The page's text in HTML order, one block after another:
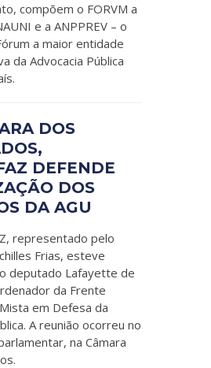
compõem o FORVM a
e a ANPPREV – o
a maior entidade
da Advocacia Pública
DOS
DEFENDE
DOS
DA AGU
representado pelo
Frias, esteve
deputado Lafayette de
da Frente
em Defesa da
A reunião ocorreu no
na Câmara